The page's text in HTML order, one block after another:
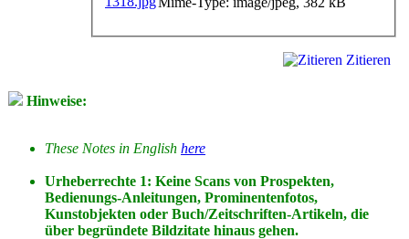
Zitieren
Hinweise:
These Notes in English here
Urheberrechte 1: Keine Scans von Prospekten,
Bedienungs-Anleitungen, Prominentenfotos,
Kunstobjekten oder Buch/Zeitschriften-Artikeln, die
über begründete Bildzitate hinaus gehen.